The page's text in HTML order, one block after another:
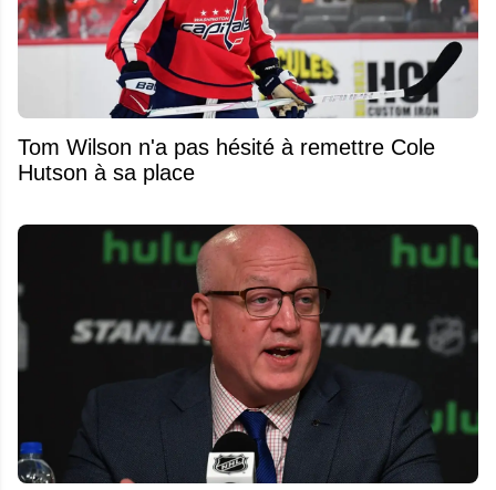
Tom Wilson n'a pas hésité à remettre Cole
Hutson à sa place